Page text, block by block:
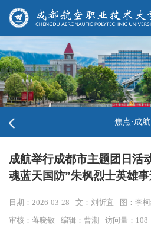
焦点·成航
成航举行成都市主题团日活
魂蓝天国防”朱枫烈士英雄
日期：2026-03-28 文：刘忻宜 图：李
审核：蒋晓敏 编辑：曹潮 访问量： 108